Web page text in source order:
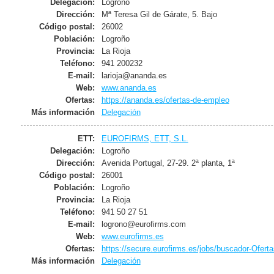
Delegación:
Logroño
Dirección:
Mª Teresa Gil de Gárate, 5. Bajo
Código postal:
26002
Población:
Logroño
Provincia:
La Rioja
Teléfono:
941 200232
E-mail:
larioja@ananda.es
Web:
www.ananda.es
Ofertas:
https://ananda.es/ofertas-de-empleo
Más información
Delegación
ETT:
EUROFIRMS, ETT, S.L.
Delegación:
Logroño
Dirección:
Avenida Portugal, 27-29. 2ª planta, 1ª
Código postal:
26001
Población:
Logroño
Provincia:
La Rioja
Teléfono:
941 50 27 51
E-mail:
logrono@eurofirms.com
Web:
www.eurofirms.es
Ofertas:
https://secure.eurofirms.es/jobs/buscador-
Más información
Delegación